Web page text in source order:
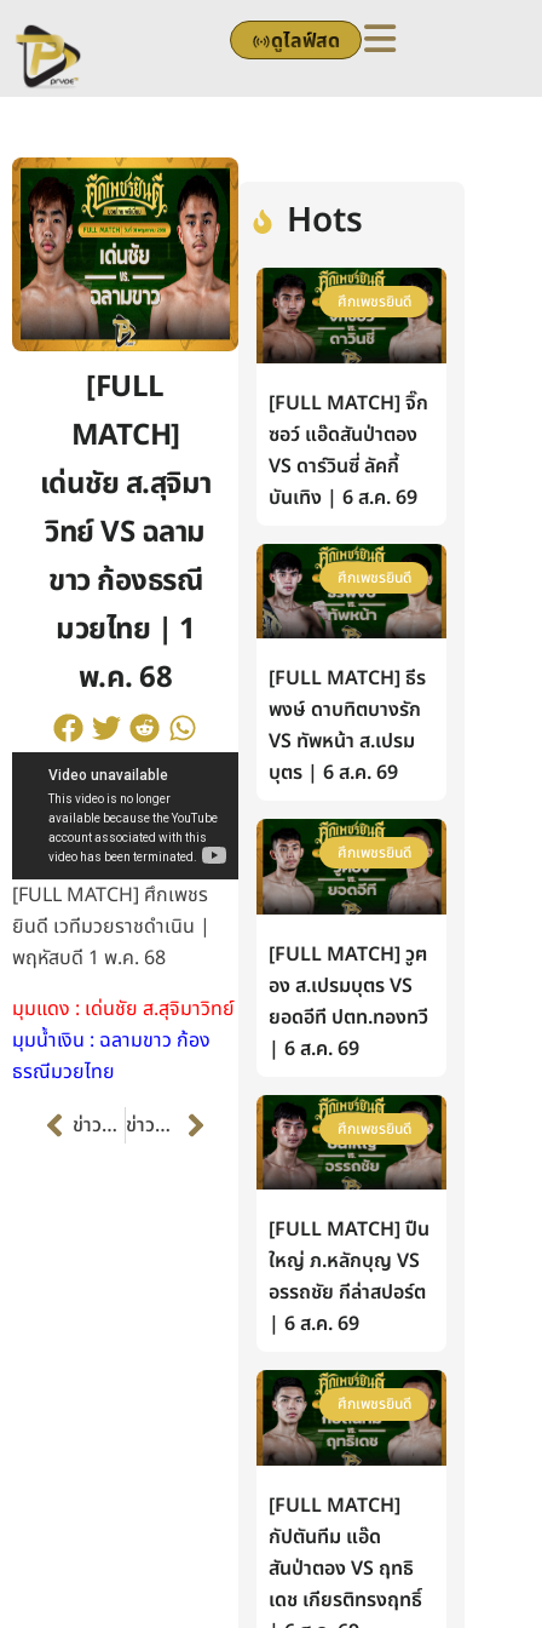
to
content
ดูไลฟ์สด
[FULL
MATCH]
เด่นชัย ส.สุจิมา
วิทย์ VS ฉลาม
ขาว ก้องธรณี
มวยไทย | 1
พ.ค. 68
[FULL MATCH] ศึกเพชร
ยินดี เวทีมวยราชดำเนิน |
พฤหัสบดี 1 พ.ค. 68
มุมแดง : เด่นชัย ส.สุจิมาวิทย์
มุมน้ำเงิน : ฉลามขาว ก้อง
ธรณีมวยไทย
Prevข่าวก่อนหน้า ข่าวต่อไป Next
Hots
ศึกเพชรยินดี
[FULL MATCH] จิ๊ก
ซอว์ แอ๊ดสันป่าตอง
VS ดาร์วินซี่ ลัคกี้
บันเทิง | 6 ส.ค. 69
ศึกเพชรยินดี
[FULL MATCH] ธีร
พงษ์ ดาบทิตบางรัก
VS ทัพหน้า ส.เปรม
บุตร | 6 ส.ค. 69
ศึกเพชรยินดี
[FULL MATCH] วูฅ
อง ส.เปรมบุตร VS
ยอดอีที ปตท.ทองทวี
| 6 ส.ค. 69
ศึกเพชรยินดี
[FULL MATCH] ปืน
ใหญ่ ภ.หลักบุญ VS
อรรถชัย กีล่าสปอร์ต
| 6 ส.ค. 69
ศึกเพชรยินดี
[FULL MATCH]
กัปตันทีม แอ๊ด
สันป่าตอง VS ฤทธิ
เดช เกียรติทรงฤทธิ์